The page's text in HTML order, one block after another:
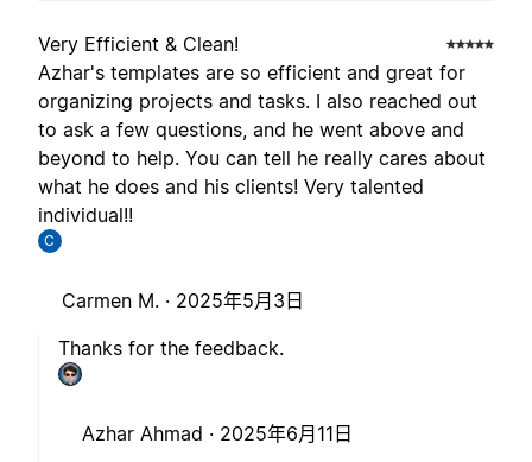
Very Efficient & Clean!
Azhar's templates are so efficient and great for
organizing projects and tasks. I also reached out
to ask a few questions, and he went above and
beyond to help. You can tell he really cares about
what he does and his clients! Very talented
individual!!
C
Carmen M. · 2025年5月3日
Thanks for the feedback.
Azhar Ahmad · 2025年6月11日